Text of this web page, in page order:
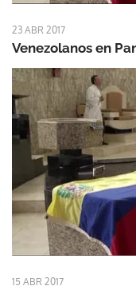
23 ABR 2017
Venezolanos en
15 ABR 2017